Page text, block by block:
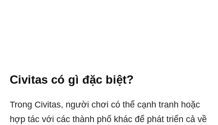
Civitas có gì đặc biệt?
Trong Civitas, người chơi có thể cạnh tranh hoặc
hợp tác với các thành phố khác để phát triển cả về